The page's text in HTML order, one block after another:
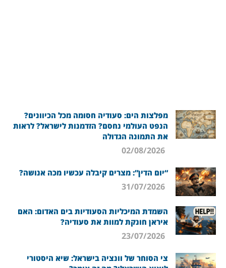
מפלצות הים: סעודיה חסומה מכל הכיוונים?
הנפט העולמי נחסם? הזדמנות לישראל? לראות
את התמונה הגדולה
“יום הדין”: מצרים קיבלה עכשיו מכה אנושה?
השמדת המיכליות הסעודיות בים האדום: האם
איראן חונקת למוות את סעודיה?
צי הסוחר של וונציה בישראל: שיא היסטורי